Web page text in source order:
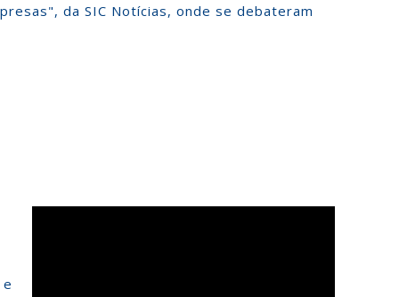
da SIC Notícias, onde se debateram